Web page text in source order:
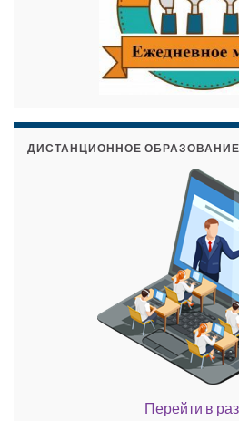
ДИСТАНЦИОННОЕ ОБРАЗОВАНИЕ
Перейти в